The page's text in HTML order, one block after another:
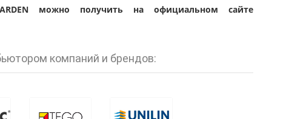
можно получить на официальном сайте
компаний и брендов: